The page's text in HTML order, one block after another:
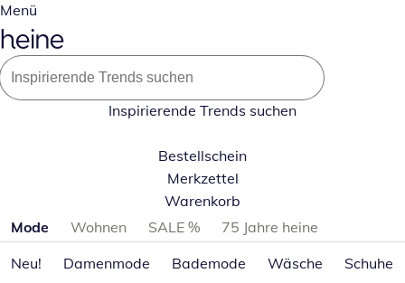
Menü
Inspirierende Trends suchen
Bestellschein
Merkzettel
Warenkorb
Produktkategorien überspringen
Mode Wohnen SALE %
75 Jahre heine
Neu!
Damenmode Bademode Wäsche Schuhe